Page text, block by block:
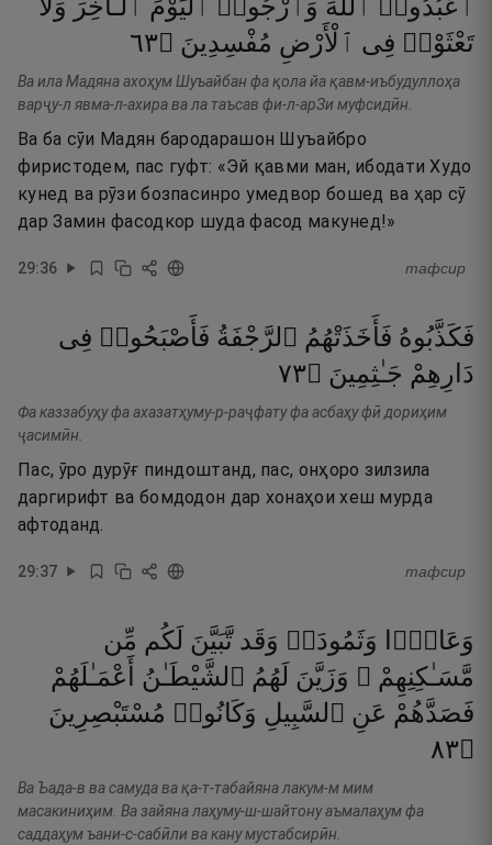
ٱعْبُدُوا۟ ٱللَّهَ وَٱرْجُوا۟ ٱلْيَوْمَ ٱلْـَٔاخِرَ وَلَا
تَعْثَوْا۟ فِى ٱلْأَرْضِ مُفْسِدِينَ ۝٣٦
Ва ила Мадяна ахоҳум Шуъайбан фа қола йа қавм-иъбудуллоҳа
варҷу-л явма-л-ахира ва ла таъсав фи-л-арЗи муфсидӣн.
Ва ба сӯи Мадян бародарашон Шуъайбро
фиристодем, пас гуфт: «Эй қавми ман, ибодати Худо
кунед ва рӯзи бозпасинро умедвор бошед ва ҳар сӯ
дар Замин фасодкор шуда фасод макунед!»
29:36 тафсир
فَكَذَّبُوهُ فَأَخَذَتْهُمُ ٱلرَّجْفَةُ فَأَصْبَحُوا۟ فِى
دَارِهِمْ جَـٰثِمِينَ ۝٣٧
Фа каззабуҳу фа ахазатҳуму-р-раҷфату фа асбаҳу фӣ дориҳим
ҷасимӣн.
Пас, ӯро дурӯғ пиндоштанд, пас, онҳоро зилзила
даргирифт ва бомдодон дар хонаҳои хеш мурда
афтоданд.
29:37 тафсир
وَعَادًۭا وَثَمُودَا۟ وَقَد تَّبَيَّنَ لَكُم مِّن
مَّسَـٰكِنِهِمْ ۖ وَزَيَّنَ لَهُمُ ٱلشَّيْطَـٰنُ
أَعْمَـٰلَهُمْ
فَصَدَّهُمْ عَنِ ٱلسَّبِيلِ وَكَانُوا۟ مُسْتَبْصِرِينَ
۝٣٨
Ва Ъада-в ва самуда ва қа-т-табайяна лакум-м мим
масакиниҳим. Ва зайяна лаҳуму-ш-шайтону аъмалаҳум фа
саддаҳум ъани-с-сабӣли ва кану мустабсирӣн.